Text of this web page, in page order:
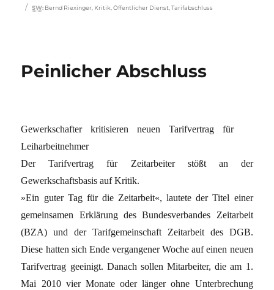
Schlagwörter
SW: Bernd Riexinger Kritik ,Öffentlicher Dienst ,Tarifabschluss
Peinlicher Abschluss
Gewerkschafter kritisieren neuen Tarifvertrag für
Leiharbeitnehmer
Der Tarifvertrag für Zeitarbeiter stößt an der
Gewerkschaftsbasis auf Kritik.
»Ein guter Tag für die Zeitarbeit«, lautete der Titel einer
gemeinsamen Erklärung des Bundesverbandes Zeitarbeit
(BZA) und der Tarifgemeinschaft Zeitarbeit des DGB.
Diese hatten sich Ende vergangener Woche auf einen neuen
Tarifvertrag geeinigt. Danach sollen Mitarbeiter, die am 1.
Mai 2010 vier Monate oder länger ohne Unterbrechung